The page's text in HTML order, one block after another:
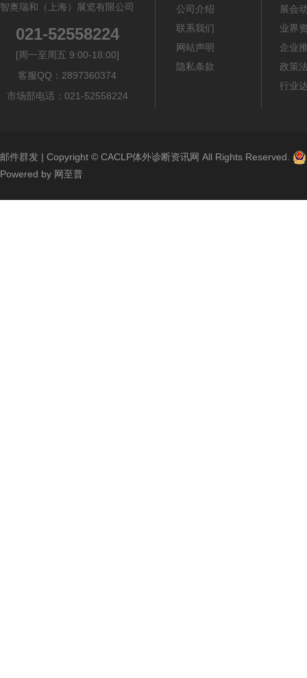
智奥瑞和（上海）展览有限公司
021-52558224
[周一至周五 9:00-18:00]
客服QQ：2897360374
市场部电话：021-52558224
公司介绍
联系我们
网站声明
隐私条款
展会
业界
企业
政策
行业
邮件群发 | Copyright © CACLP体外诊断资讯网 All Rights Reserved.
Powered by 网至普